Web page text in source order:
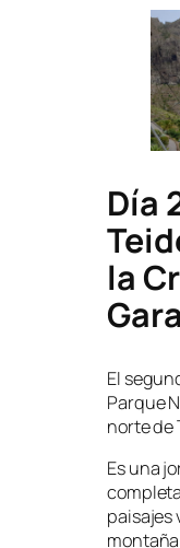
Día
la
El
Parque
norte de
Es una
paisajes